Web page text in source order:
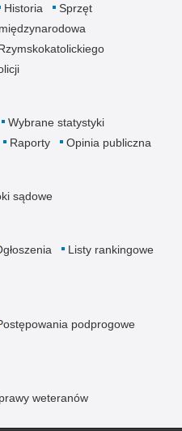
Historia
Sprzęt
Wybrane statystyki
Raporty Opinia publiczna
sądowe
Listy rankingowe
podprogowe
weteranów